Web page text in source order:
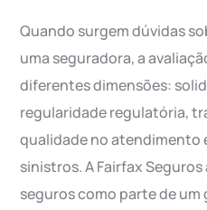
Quando surgem dúvidas
uma seguradora, a
diferentes dimensões:
regularidade regulatória,
qualidade no atendimento
sinistros. A Fairfax
seguros como parte de um